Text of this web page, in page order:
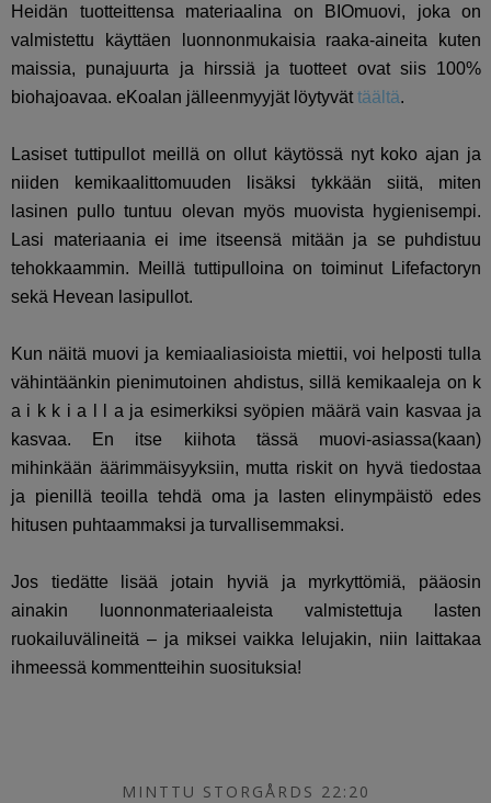
Heidän tuotteittensa materiaalina on BIOmuovi, joka on
valmistettu käyttäen luonnonmukaisia raaka-aineita kuten
maissia, punajuurta ja hirssiä ja tuotteet ovat siis 100%
biohajoavaa. eKoalan jälleenmyyjät löytyvättäältä.
Lasiset tuttipullot meillä on ollut käytössä nyt koko ajan ja
niiden kemikaalittomuuden lisäksi tykkään siitä, miten
lasinen pullo tuntuu olevan myös muovista hygienisempi.
Lasi materiaania ei ime itseensä mitään ja se puhdistuu
tehokkaammin. Meillä tuttipulloina on toiminut Lifefactoryn
sekä Hevean lasipullot.
Kun näitä muovi ja kemiaaliasioista miettii, voi helposti tulla
vähintäänkin pienimutoinen ahdistus, sillä kemikaaleja on k
a i k k i a l l a ja esimerkiksi syöpien määrä vain kasvaa ja
kasvaa. En itse kiihota tässä muovi-asiassa(kaan)
mihinkään äärimmäisyyksiin, mutta riskit on hyvä tiedostaa
ja pienillä teoilla tehdä oma ja lasten elinympäistö edes
hitusen puhtaammaksi ja turvallisemmaksi.
Jos tiedätte lisää jotain hyviä ja myrkyttömiä, pääosin
ainakin luonnonmateriaaleista valmistettuja lasten
ruokailuvälineitä – ja miksei vaikka lelujakin, niin laittakaa
ihmeessä kommentteihin suosituksia!
MINTTU STORGÅRDS 22:20